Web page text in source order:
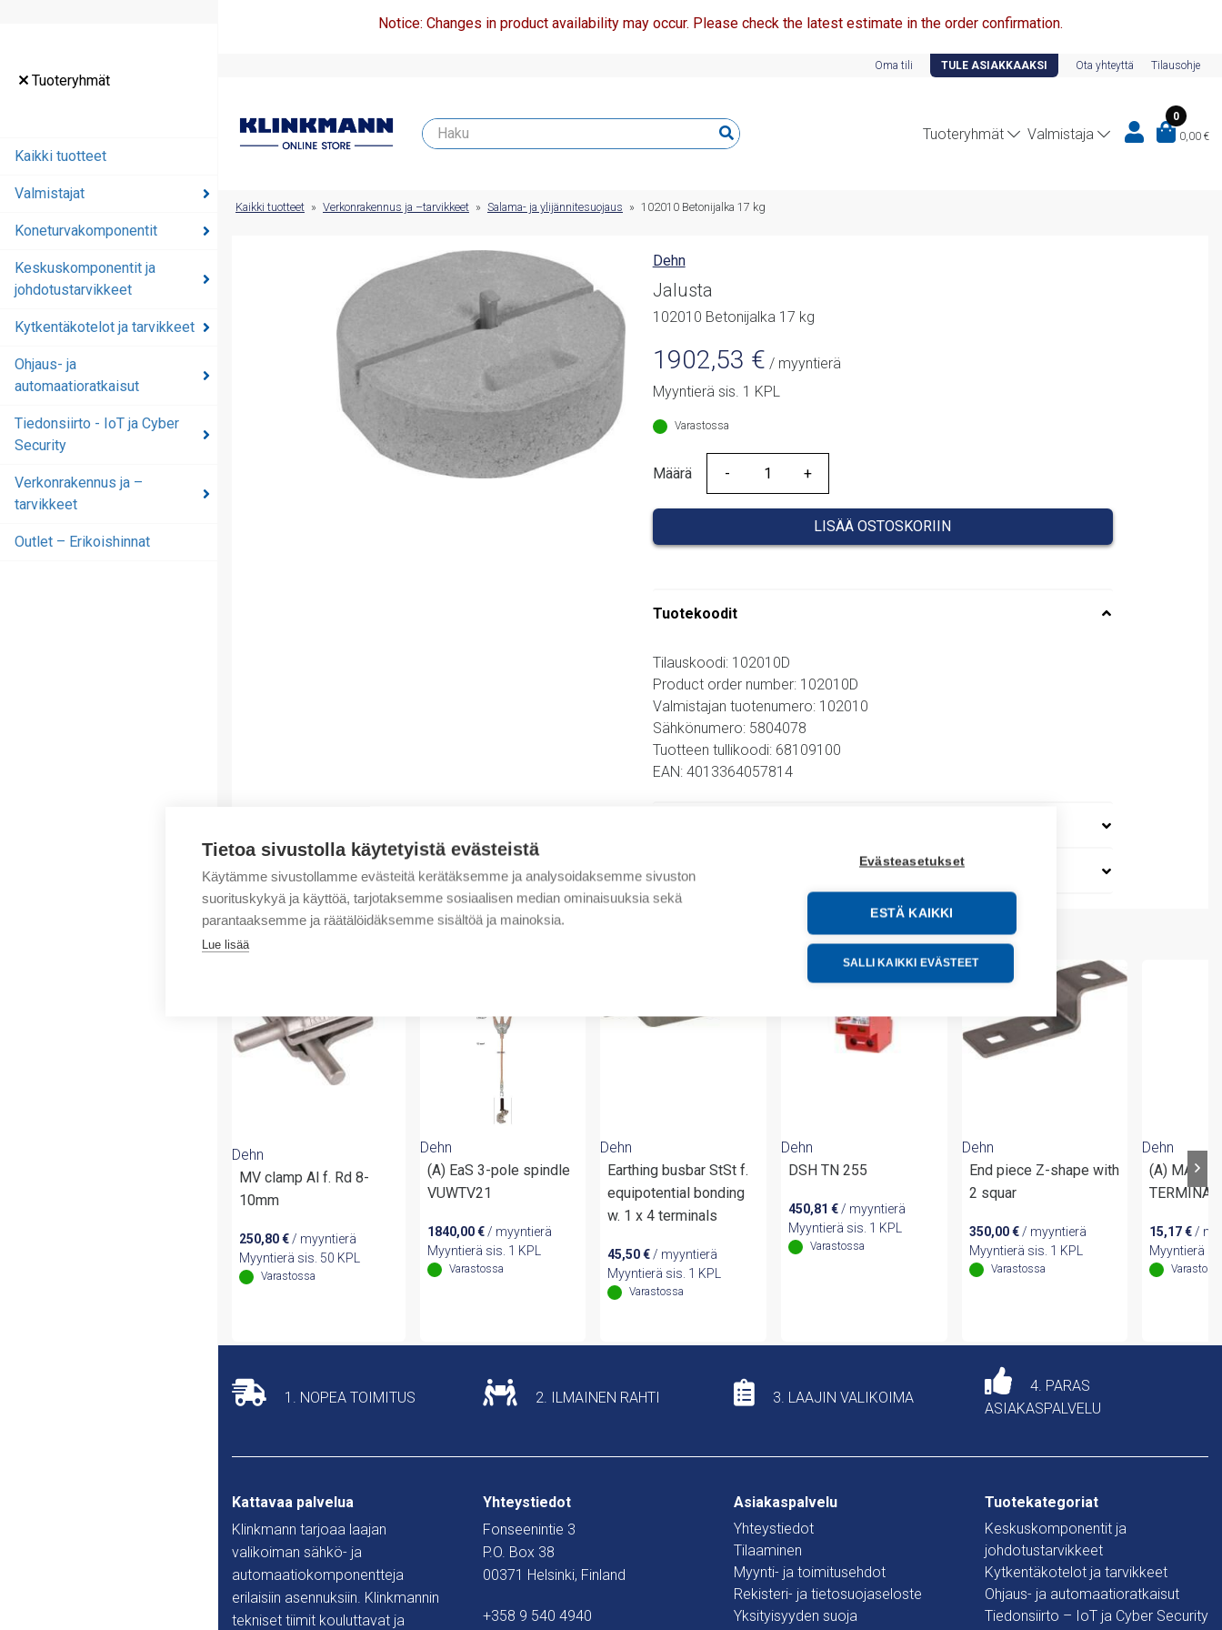
Tietoa sivustolla käytetyistä evästeistä
Käytämme sivustollamme evästeitä kerätäksemme ja analysoidaksemme sivuston
suorituskykyä ja käyttöä, tarjotaksemme sosiaalisen median ominaisuuksia sekä
parantaaksemme ja räätälöidäksemme sisältöä ja mainoksia.
Lue lisää
Evästeasetukset
ESTÄ KAIKKI
SALLI KAIKKI EVÄSTEET
Tuoteryhmät
Kaikki tuotteet
Valmistajat
Koneturvakomponentit
Keskuskomponentit ja
johdotustarvikkeet
Kytkentäkotelot ja tarvikkeet
Ohjaus- ja
automaatioratkaisut
Tiedonsiirto - IoT ja Cyber
Security
Verkonrakennus ja –
tarvikkeet
Outlet – Erikoishinnat
Notice: Changes in product availability may occur. Please check the latest estimate in the order confirmation.
Oma tili TULE ASIAKKAAKSI Ota yhteyttä Tilausohje
Tuoteryhmät Valmistaja
0
0,00 €
Kytkentäkotelot ja
automaatioratkaisut
Kaikki tuotteet » Verkonrakennus ja –tarvikkeet » Salama- ja ylijännitesuojaus » 102010 Betonijalka 17 kg
Dehn
Jalusta
102010 Betonijalka 17 kg
1902,53 € / myyntierä
Myyntierä sis. 1 KPL
Varastossa
Määrä
Määrä
LISÄÄ OSTOSKORIIN
Tuotekoodit
Tilauskoodi: 102010D
Product order number: 102010D
Valmistajan tuotenumero: 102010
Sähkönumero: 5804078
Tuotteen tullikoodi: 68109100
EAN: 4013364057814
Liitteet
Tuotteita samalta valmistajalta
Dehn
MV clamp Al f. Rd 8-
10mm
250,80€ / myyntierä
Myyntierä sis. 50 KPL
Varastossa
Dehn
(A) EaS 3-pole spindle
VUWTV21
1840,00€/ myyntierä
Myyntierä sis. 1 KPL
Varastossa
Dehn
Earthing busbar StSt f.
equipotential bonding
w. 1 x 4 terminals
45,50€ / myyntierä
Myyntierä sis. 1 KPL
Varastossa
Dehn
DSH TN 255
450,81€ / myyntierä
Myyntierä sis. 1 KPL
Varastossa
Dehn
End piece Z-shape with
2 squar
350,00€/ myyntierä
Myyntierä sis. 1 KPL
Varastossa
Dehn
(A) MAXI
15,17€ /
Myyntierä
1. NOPEA TOIMITUS 2. ILMAINEN RAHTI 3. LAAJIN VALIKOIMA
4. PARAS
ASIAKASPALVELU
Kattavaa palvelua
Klinkmann tarjoaa laajan
valikoiman sähkö- ja
automaatiokomponentteja
erilaisiin asennuksiin. Klinkmannin
tekniset tiimit kouluttavat ja
Yhteystiedot
Fonseenintie 3
P.O. Box 38
00371 Helsinki, Finland
+358 9 540 4940
Asiakaspalvelu
Yhteystiedot
Tilaaminen
Myynti- ja toimitusehdot
Rekisteri- ja tietosuojaseloste
Yksityisyyden suoja
Tuotekategoriat
Keskuskomponentit ja
johdotustarvikkeet
Kytkentäkotelot ja tarvikkeet
Ohjaus- ja automaatioratkaisut
Tiedonsiirto – IoT ja Cyber Security